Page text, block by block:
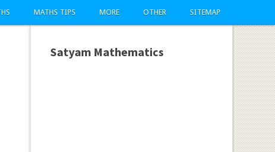
MATHS TIPS MORE OTHER SITEMAP
Satyam Mathematics